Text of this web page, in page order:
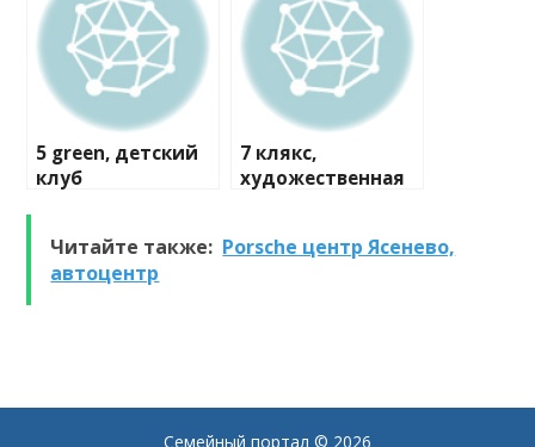
5 green, детский
клуб
7 клякс,
художественная
Читайте также: Porsche центр Ясенево,
автоцентр
Семейный портал © 2026